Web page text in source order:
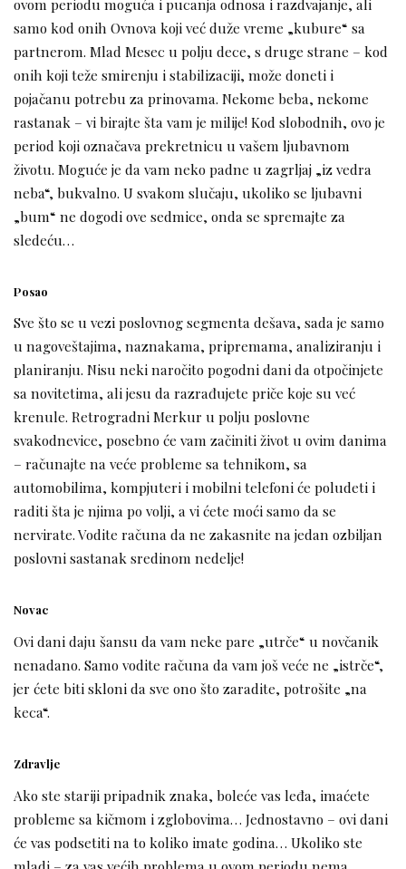
samo kod onih Ovnova koji već duže vreme „kubure“ sa
partnerom. Mlad Mesec u polju dece, s druge strane – kod
onih koji teže smirenju i stabilizaciji, može doneti i
pojačanu potrebu za prinovama. Nekome beba, nekome
rastanak – vi birajte šta vam je milije! Kod slobodnih, ovo je
period koji označava prekretnicu u vašem ljubavnom
životu. Moguće je da vam neko padne u zagrljaj „iz vedra
neba“, bukvalno. U svakom slučaju, ukoliko se ljubavni
„bum“ ne dogodi ove sedmice, onda se spremajte za
sledeću…
Posao
Sve što se u vezi poslovnog segmenta dešava, sada je samo
u nagoveštajima, naznakama, pripremama, analiziranju i
planiranju. Nisu neki naročito pogodni dani da otpočinjete
sa novitetima, ali jesu da razrađujete priče koje su već
krenule. Retrogradni Merkur u polju poslovne
svakodnevice, posebno će vam začiniti život u ovim danima
– računajte na veće probleme sa tehnikom, sa
automobilima, kompjuteri i mobilni telefoni će poludeti i
raditi šta je njima po volji, a vi ćete moći samo da se
nervirate. Vodite računa da ne zakasnite na jedan ozbiljan
poslovni sastanak sredinom nedelje!
Novac
Ovi dani daju šansu da vam neke pare „utrče“ u novčanik
nenadano. Samo vodite računa da vam još veće ne „istrče“,
jer ćete biti skloni da sve ono što zaradite, potrošite „na
keca“.
Zdravlje
Ako ste stariji pripadnik znaka, boleće vas leđa, imaćete
probleme sa kičmom i zglobovima… Jednostavno – ovi dani
će vas podsetiti na to koliko imate godina… Ukoliko ste